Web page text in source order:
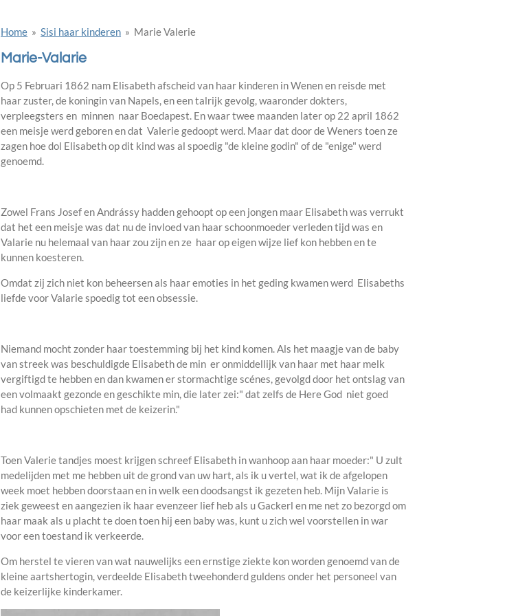
Home » Sisi haar kinderen » Marie Valerie
Marie-Valarie
Op 5 Februari 1862 nam Elisabeth afscheid van haar kinderen in Wenen en reisde met
haar zuster, de koningin van Napels, en een talrijk gevolg, waaronder dokters,
verpleegsters en minnen naar Boedapest. En waar twee maanden later op 22 april 1862
een meisje werd geboren en dat Valerie gedoopt werd. Maar dat door de Weners toen ze
zagen hoe dol Elisabeth op dit kind was al spoedig "de kleine godin" of de "enige" werd
genoemd.
Zowel Frans Josef en Andrássy hadden gehoopt op een jongen maar Elisabeth was verrukt
dat het een meisje was dat nu de invloed van haar schoonmoeder verleden tijd was en
Valarie nu helemaal van haar zou zijn en ze haar op eigen wijze lief kon hebben en te
kunnen koesteren.
Omdat zij zich niet kon beheersen als haar emoties in het geding kwamen werd Elisabeths
liefde voor Valarie spoedig tot een obsessie.
Niemand mocht zonder haar toestemming bij het kind komen. Als het maagje van de baby
van streek was beschuldigde Elisabeth de min er onmiddellijk van haar met haar melk
vergiftigd te hebben en dan kwamen er stormachtige scénes, gevolgd door het ontslag van
een volmaakt gezonde en geschikte min, die later zei:" dat zelfs de Here God niet goed
had kunnen opschieten met de keizerin."
Toen Valerie tandjes moest krijgen schreef Elisabeth in wanhoop aan haar moeder:" U zult
medelijden met me hebben uit de grond van uw hart, als ik u vertel, wat ik de afgelopen
week moet hebben doorstaan en in welk een doodsangst ik gezeten heb. Mijn Valarie is
ziek geweest en aangezien ik haar evenzeer lief heb als u Gackerl en me net zo bezorgd om
haar maak als u placht te doen toen hij een baby was, kunt u zich wel voorstellen in war
voor een toestand ik verkeerde.
Om herstel te vieren van wat nauwelijks een ernstige ziekte kon worden genoemd van de
kleine aartshertogin, verdeelde Elisabeth tweehonderd guldens onder het personeel van
de keizerlijke kinderkamer.